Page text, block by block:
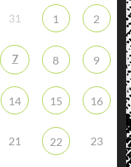
31 1 2
7 8 9
14 15 16
21 22 23